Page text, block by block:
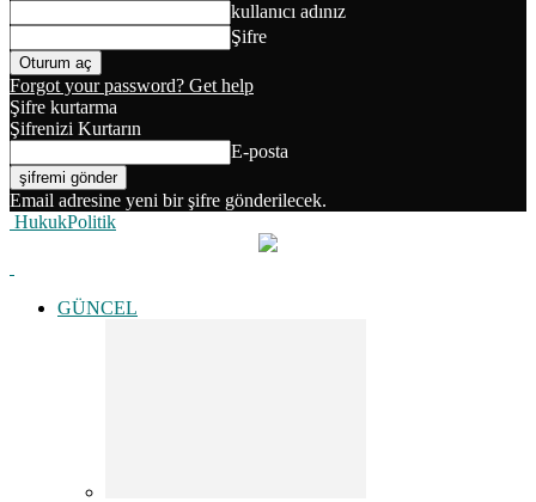
kullanıcı adınız
Şifre
Forgot your password? Get help
Şifre kurtarma
Şifrenizi Kurtarın
E-posta
Email adresine yeni bir şifre gönderilecek.
HukukPolitik
GÜNCEL